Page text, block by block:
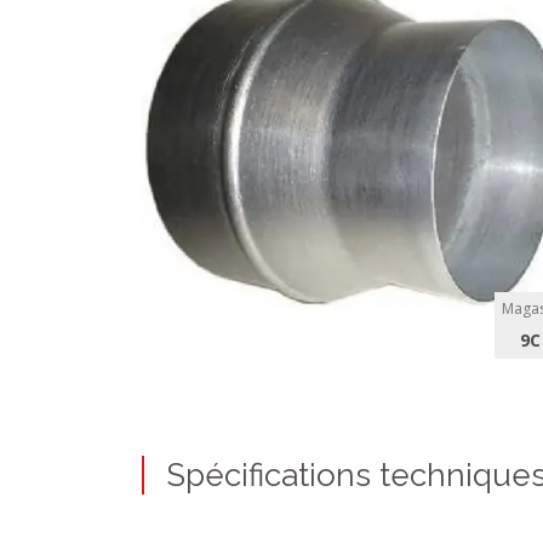
9C
Spécifications